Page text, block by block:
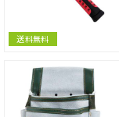
送料無料